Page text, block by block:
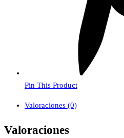
Pin This Product
Valoraciones (0)
Valoraciones